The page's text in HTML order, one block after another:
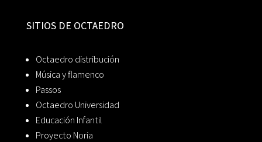
SITIOS DE OCTAEDRO
Octaedro distribución
Música y flamenco
Passos
Octaedro Universidad
Educación Infantil
Proyecto Noria